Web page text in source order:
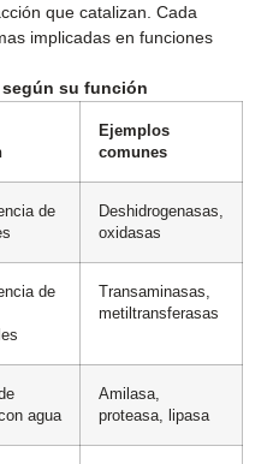
que catalizan. Cada
implicadas en funciones
su función
Ejemplos
comunes
de
Deshidrogenasas,
oxidasas
de
Transaminasas,
metiltransferasas
agua
Amilasa,
proteasa, lipasa